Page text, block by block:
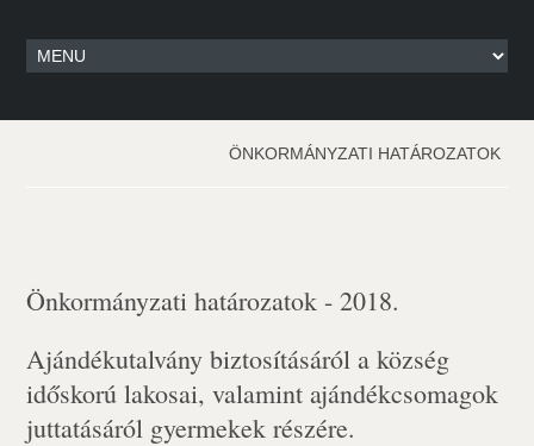
ÖNKORMÁNYZATI HATÁROZATOK
Önkormányzati határozatok - 2018.
Ajándékutalvány biztosításáról a község
időskorú lakosai, valamint ajándékcsomagok
juttatásáról gyermekek részére.